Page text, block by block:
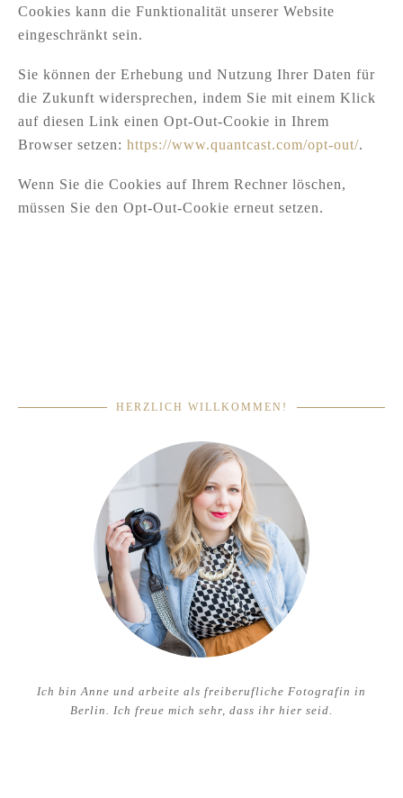
Cookies kann die Funktionalität unserer Website
eingeschränkt sein.
Sie können der Erhebung und Nutzung Ihrer Daten für
die Zukunft widersprechen, indem Sie mit einem Klick
auf diesen Link einen Opt-Out-Cookie in Ihrem
Browser setzen: https://www.quantcast.com/opt-out/.
Wenn Sie die Cookies auf Ihrem Rechner löschen,
müssen Sie den Opt-Out-Cookie erneut setzen.
HERZLICH WILLKOMMEN!
Ich bin Anne und arbeite als freiberufliche Fotografin in
Berlin. Ich freue mich sehr, dass ihr hier seid.